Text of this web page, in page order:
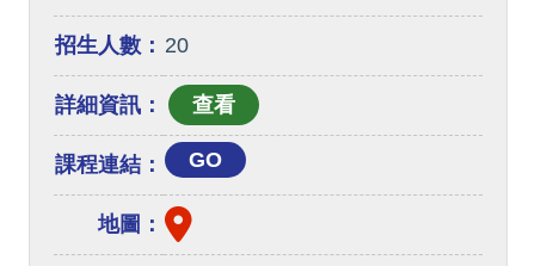
招生人數： 20
詳細資訊：
課程連結： GO
地圖：